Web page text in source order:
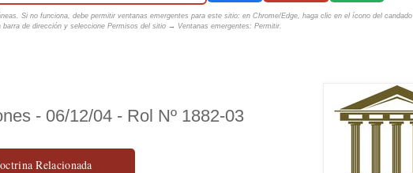
Si no funciona, debe permitir ventanas emergentes para este sitio: en Chrome/Edge, haga clic en el ícono del candado
barra de dirección y seleccione Permisos del sitio → Ventanas emergentes: Permitir.
- 06/12/04 - Rol Nº 1882-03
Relacionada